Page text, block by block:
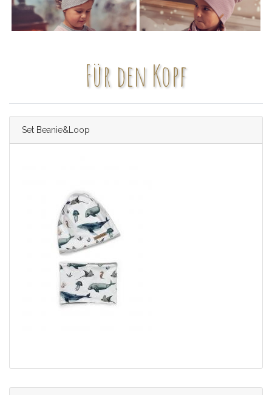
Für den Kopf
Set Beanie&Loop